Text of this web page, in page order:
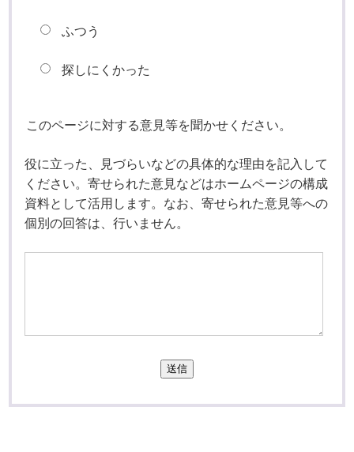
ふつう
探しにくかった
このページに対する意見等を聞かせください。
役に立った、見づらいなどの具体的な理由を記入して
ください。寄せられた意見などはホームページの構成
資料として活用します。なお、寄せられた意見等への
個別の回答は、行いません。
送信